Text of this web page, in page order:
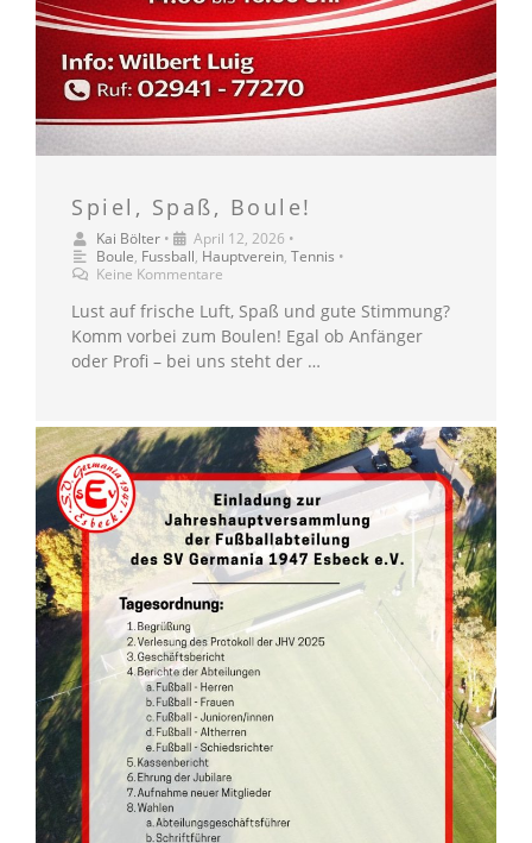
Spiel, Spaß, Boule!
Kai Bölter • April 12, 2026 •
Boule, Fussball, Hauptverein, Tennis •
Keine Kommentare
Lust auf frische Luft, Spaß und gute Stimmung?
Komm vorbei zum Boulen! Egal ob Anfänger
oder Profi – bei uns steht der …